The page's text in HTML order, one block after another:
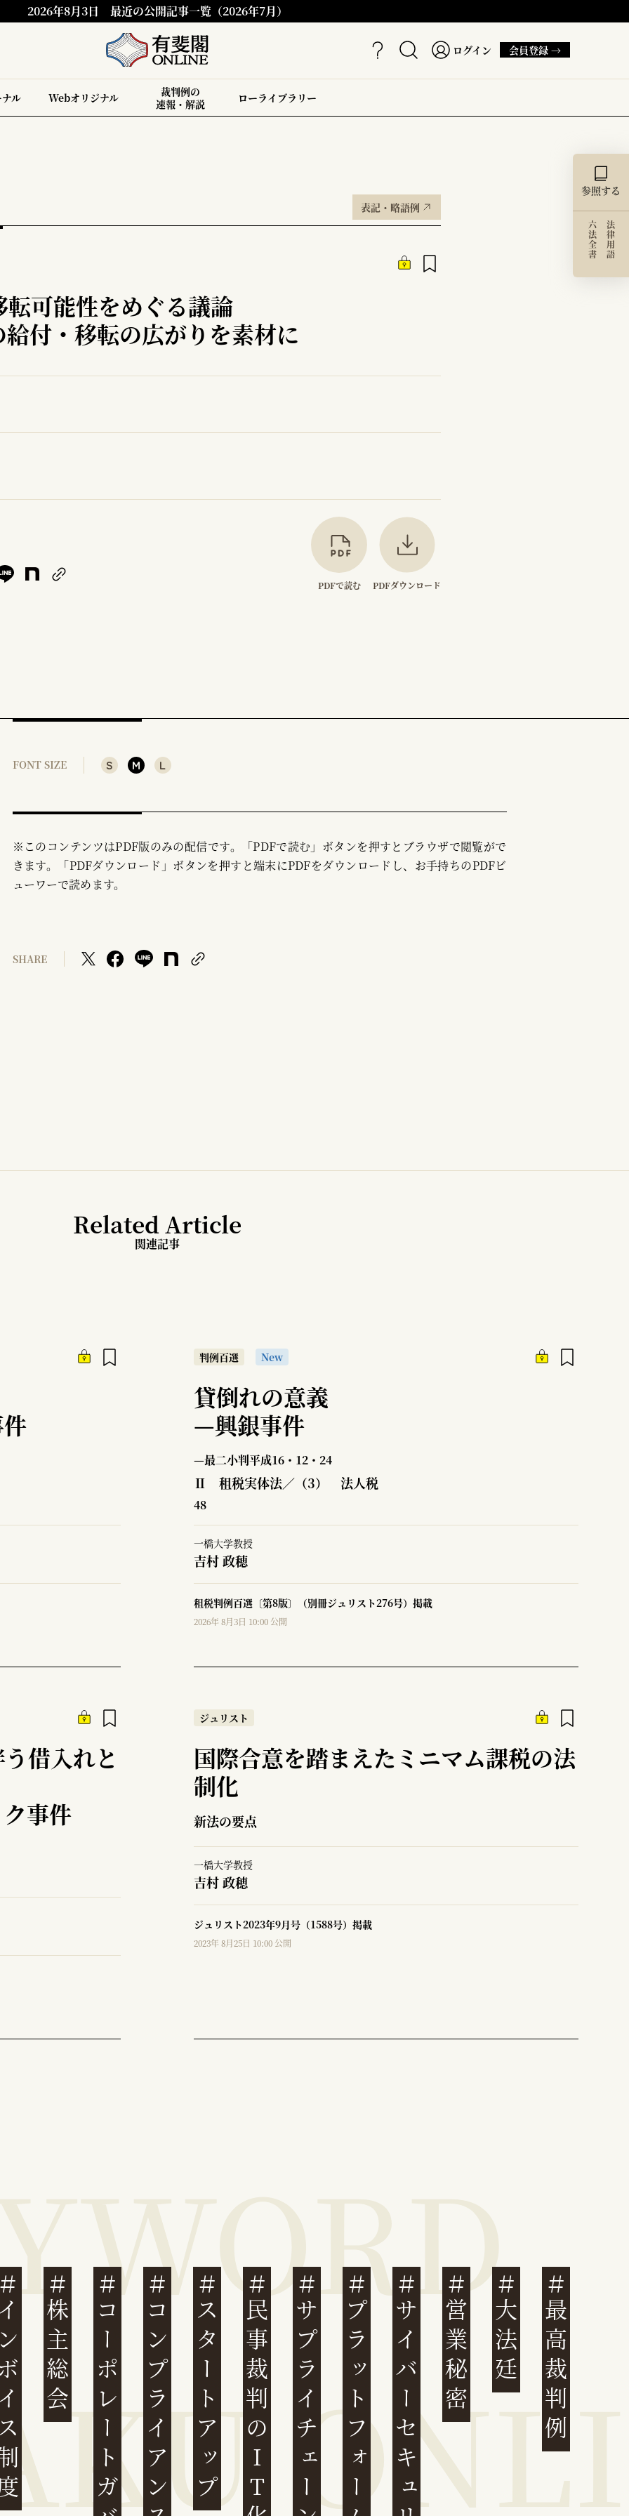
2026年8月3日 最近の公開記事一覧（2026年7月）
ログイン 会員登録 →
ル Webオリジナル
裁判例の
速報・解説
ローライブラリー
表記・略語例
可能性をめぐる議論
付・移転の広がりを素材に
PDFで読む PDFダウンロード
参照する
法律用語
六法全書
FONT SIZE S M L
※このコンテンツはPDF版のみの配信です。「PDFで読む」ボタンを押すとブラウザで閲覧がで
きます。「PDFダウンロード」ボタンを押すと端末にPDFをダウンロードし、お手持ちのPDFビ
ューワーで読めます。
SHARE
Related Article
関連記事
判例百選 New
貸倒れの意義
—興銀事件
—最二小判平成16・12・24
Ⅱ 租税実体法／（3） 法人税
48
一橋大学教授
吉村 政穂
租税判例百選〔第8版〕（別冊ジュリスト276号）掲載
2026年 8月3日 10:00 公開
借入れと
事件
ジュリスト
国際合意を踏まえたミニマム課税の法
制化
新法の要点
一橋大学教授
吉村 政穂
ジュリスト2023年9月号（1588号）掲載
2023年 8月25日 10:00 公開
制度 株主総会 コンプライアンススタートアップ民事裁判のIT化サプライチェーンプラットフォームサイバーセキュリティ 営業秘密 大法廷 最高裁判例